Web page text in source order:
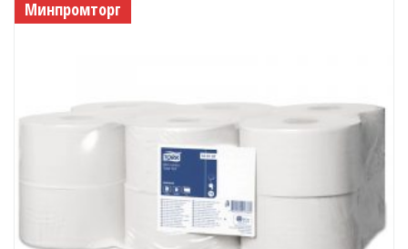
Минпромторг